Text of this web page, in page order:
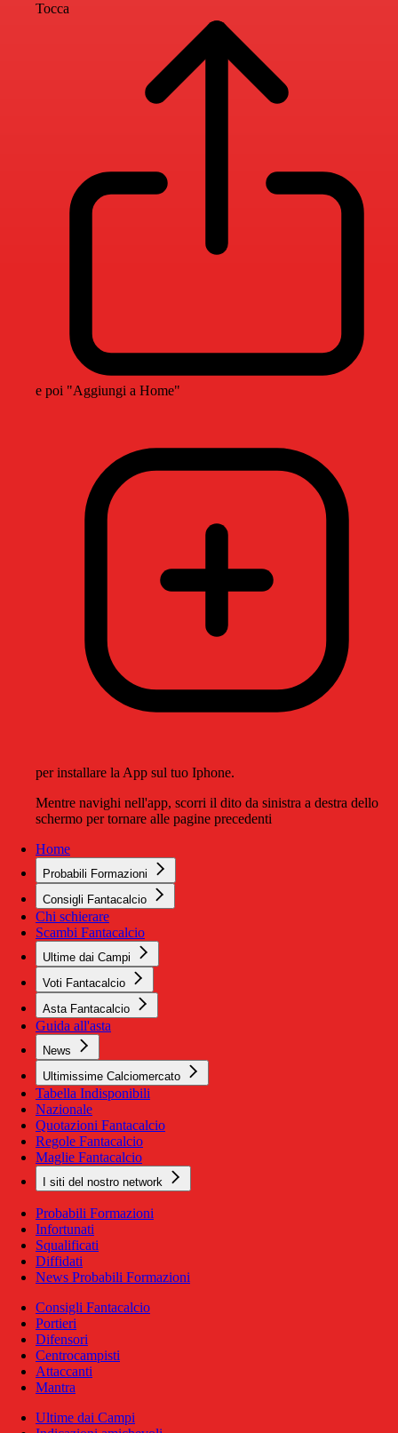
Tocca
e poi "Aggiungi a Home"
per installare la App sul tuo Iphone.
Mentre navighi nell'app, scorri il dito da sinistra a destra dello
schermo per tornare alle pagine precedenti
Home
Probabili Formazioni
Consigli Fantacalcio
Chi schierare
Scambi Fantacalcio
Ultime dai Campi
Voti Fantacalcio
Asta Fantacalcio
Guida all'asta
News
Ultimissime Calciomercato
Tabella Indisponibili
Nazionale
Quotazioni Fantacalcio
Regole Fantacalcio
Maglie Fantacalcio
I siti del nostro network
Probabili Formazioni
Infortunati
Squalificati
Diffidati
News Probabili Formazioni
Consigli Fantacalcio
Portieri
Difensori
Centrocampisti
Attaccanti
Mantra
Ultime dai Campi